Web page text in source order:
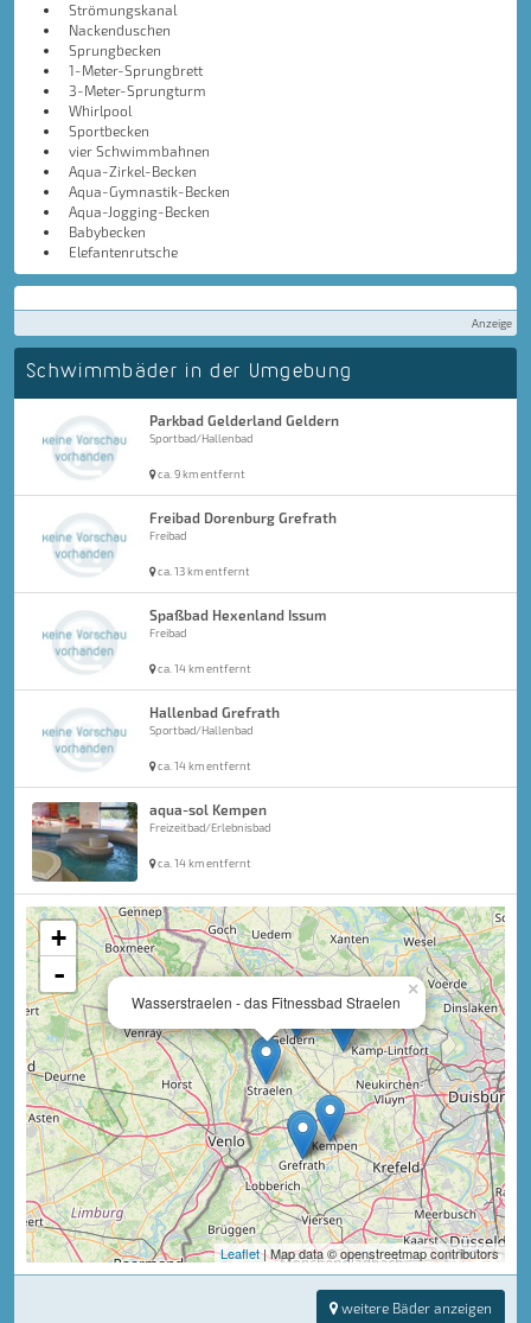
Strömungskanal
Nackenduschen
Sprungbecken
1-Meter-Sprungbrett
3-Meter-Sprungturm
Whirlpool
Sportbecken
vier Schwimmbahnen
Aqua-Zirkel-Becken
Aqua-Gymnastik-Becken
Aqua-Jogging-Becken
Babybecken
Elefantenrutsche
Anzeige
Schwimmbäder in der Umgebung
Parkbad Gelderland Geldern
Sportbad/Hallenbad
ca. 9 km entfernt
Freibad Dorenburg Grefrath
Freibad
ca. 13 km entfernt
Spaßbad Hexenland Issum
Freibad
ca. 14 km entfernt
Hallenbad Grefrath
Sportbad/Hallenbad
ca. 14 km entfernt
aqua-sol Kempen
Freizeitbad/Erlebnisbad
ca. 14 km entfernt
×
Wasserstraelen - das Fitnessbad Straelen
+
-
Leaflet| Map data © openstreetmap contributors
weitere Bäder anzeigen